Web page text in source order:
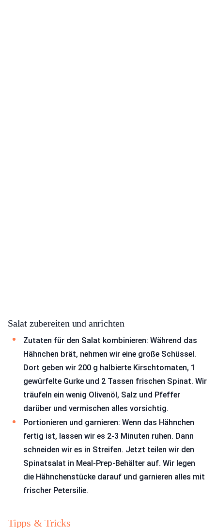
Salat zubereiten und anrichten
Zutaten für den Salat kombinieren: Während das
Hähnchen brät, nehmen wir eine große Schüssel.
Dort geben wir 200 g halbierte Kirschtomaten, 1
gewürfelte Gurke und 2 Tassen frischen Spinat. Wir
träufeln ein wenig Olivenöl, Salz und Pfeffer
darüber und vermischen alles vorsichtig.
Portionieren und garnieren: Wenn das Hähnchen
fertig ist, lassen wir es 2-3 Minuten ruhen. Dann
schneiden wir es in Streifen. Jetzt teilen wir den
Spinatsalat in Meal-Prep-Behälter auf. Wir legen
die Hähnchenstücke darauf und garnieren alles mit
frischer Petersilie.
Tipps & Tricks